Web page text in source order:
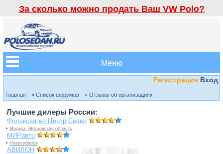
За сколько можно продать Ваш VW Polo?
Меню
Регистрация Вход
Главная » Список форумов » Отзывы об организациях
Лучшие дилеры России:
Фольксваген Центр Север
• Москва, Московская область
МИРавто
• Новосибирск
АВИЛОН